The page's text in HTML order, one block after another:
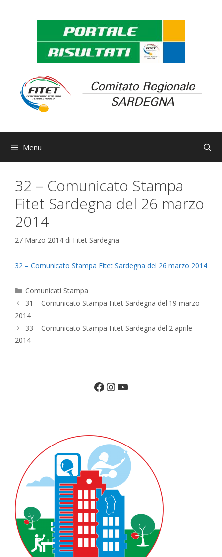
Menu
32 – Comunicato Stampa
Fitet Sardegna del 26 marzo
2014
27 Marzo 2014 di Fitet Sardegna
32 – Comunicato Stampa Fitet Sardegna del 26 marzo 2014
Categorie
Comunicati Stampa
31 – Comunicato Stampa Fitet Sardegna del 19 marzo
2014
33 – Comunicato Stampa Fitet Sardegna del 2 aprile
2014
Facebook
Instagram
YouTube